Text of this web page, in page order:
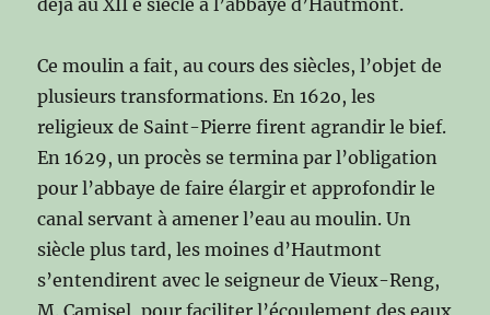
déjà au XII e siècle à l’abbaye d’Hautmont.
Ce moulin a fait, au cours des siècles, l’objet de
plusieurs transformations. En 162o, les
religieux de Saint-Pierre firent agrandir le bief.
En 1629, un procès se termina par l’obligation
pour l’abbaye de faire élargir et approfondir le
canal servant à amener l’eau au moulin. Un
siècle plus tard, les moines d’Hautmont
s’entendirent avec le seigneur de Vieux-Reng,